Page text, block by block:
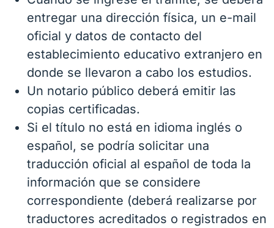
entregar una dirección física, un e-mail
oficial y datos de contacto del
establecimiento educativo extranjero en
donde se llevaron a cabo los estudios.
Un notario público deberá emitir las
copias certificadas.
Si el título no está en idioma inglés o
español, se podría solicitar una
traducción oficial al español de toda la
información que se considere
correspondiente (deberá realizarse por
traductores acreditados o registrados en